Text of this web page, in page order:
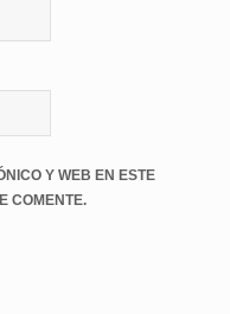
Y WEB EN ESTE
COMENTE.